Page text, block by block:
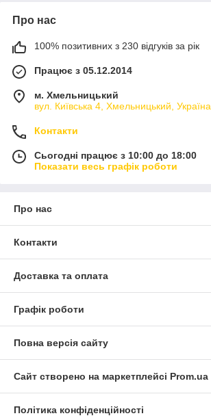
Про нас
100% позитивних з 230 відгуків за рік
Працює з 05.12.2014
м. Хмельницький
вул. Київська 4, Хмельницький, Україна
Контакти
Сьогодні працює з 10:00 до 18:00
Показати весь графік роботи
Про нас
Контакти
Доставка та оплата
Графік роботи
Повна версія сайту
Сайт створено на маркетплейсі Prom.ua
Політика конфіденційності